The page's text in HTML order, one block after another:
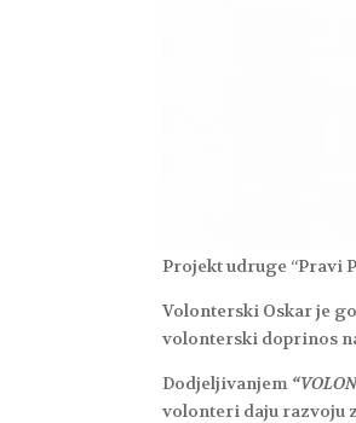
Projekt udruge “Pravi
Volonterski Oskar je
volonterski doprinos
Dodjeljivanjem
volonteri daju razvoju